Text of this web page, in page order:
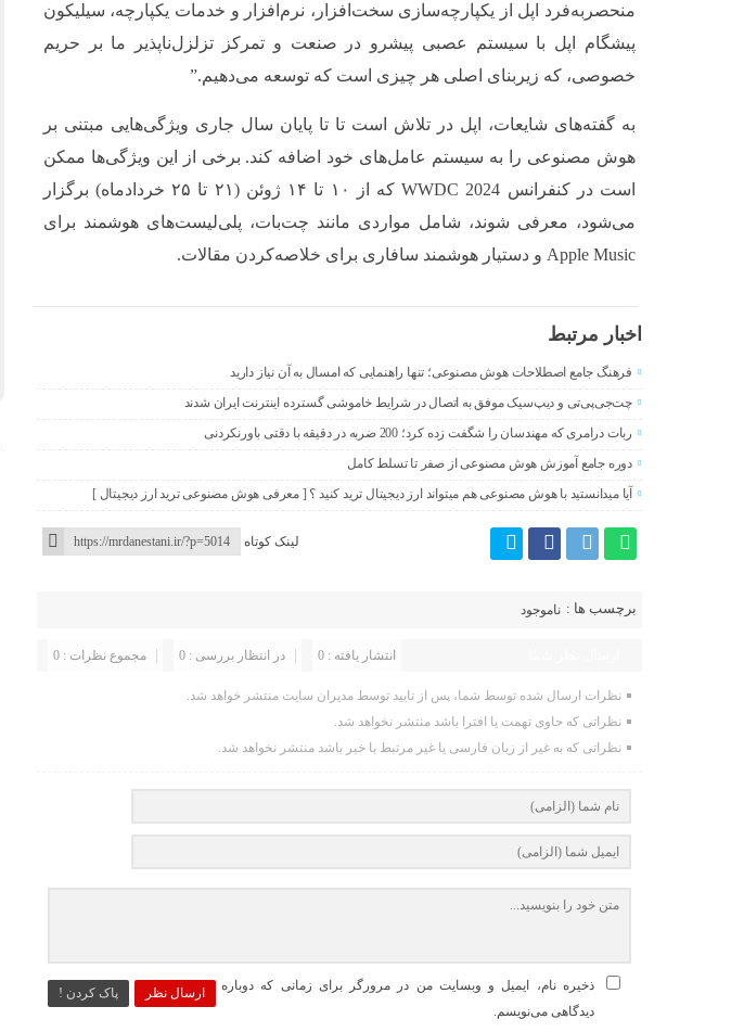
منحصربه‌فرد اپل از یکپارچه‌سازی سخت‌افزار، نرم‌افزار و خدمات یکپارچه، سیلیکون
پیشگام اپل با سیستم عصبی پیشرو در صنعت و تمرکز تزلزل‌ناپذیر ما بر حریم
خصوصی، که زیربنای اصلی هر چیزی است که توسعه می‌دهیم.”
به گفته‌های شایعات، اپل در تلاش است تا تا پایان سال جاری ویژگی‌هایی مبتنی بر
هوش مصنوعی را به سیستم عامل‌های خود اضافه کند. برخی از این ویژگی‌ها ممکن
است در کنفرانس WWDC 2024 که از ۱۰ تا ۱۴ ژوئن (۲۱ تا ۲۵ خردادماه) برگزار
می‌شود، معرفی شوند، شامل مواردی مانند چت‌بات، پلی‌لیست‌های هوشمند برای
Apple Music و دستیار هوشمند سافاری برای خلاصه‌کردن مقالات.
اخبار مرتبط
فرهنگ جامع اصطلاحات هوش مصنوعی؛ تنها راهنمایی که امسال به آن نیاز دارید
چت‌جی‌پی‌تی و دیپ‌سیک موفق به اتصال در شرایط خاموشی گسترده اینترنت ایران شدند
ربات درامری که مهندسان را شگفت زده کرد؛ 200 ضربه در دقیقه با دقتی باورنکردنی
دوره جامع آموزش هوش مصنوعی از صفر تا تسلط کامل
آیا میدانستید با هوش مصنوعی هم میتواند ارز دیجیتال ترید کنید ؟ [ معرفی هوش مصنوعی ترید ارز دیجیتال ]
لینک کوتاه
برچسب ها : ناموجود
مجموع نظرات : 0 در انتظار بررسی : 0 انتشار یافته : 0
نظرات ارسال شده توسط شما، پس از تایید توسط مدیران سایت منتشر خواهد شد.
نظراتی که حاوی تهمت یا افترا باشد منتشر نخواهد شد.
نظراتی که به غیر از زبان فارسی یا غیر مرتبط با خبر باشد منتشر نخواهد شد.
ارسال نظر پاک کردن !
ذخیره نام، ایمیل و وبسایت من در مرورگر برای زمانی که دوباره
دیدگاهی می‌نویسم.